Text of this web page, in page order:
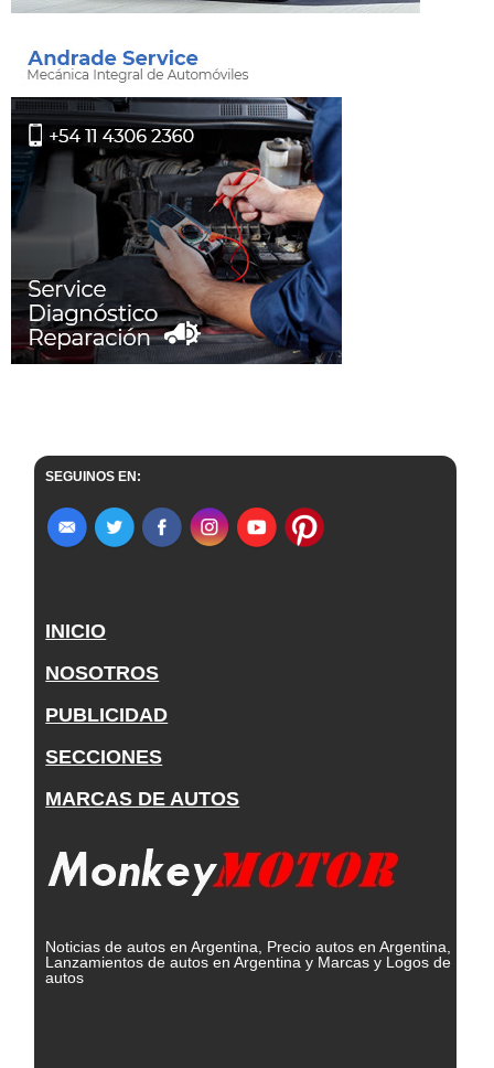
SEGUINOS EN:
INICIO
NOSOTROS
PUBLICIDAD
SECCIONES
MARCAS DE AUTOS
Noticias de autos en Argentina, Precio autos en Argentina,
Lanzamientos de autos en Argentina y Marcas y Logos de
autos